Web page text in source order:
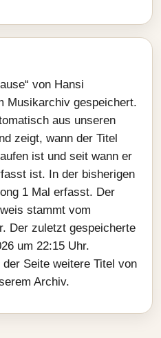
von Hansi
Musikarchiv gespeichert.
aus unseren
zeigt, wann der Titel
ist und seit wann er
ist. In der bisherigen
1 Mal erfasst. Der
stammt vom
Der zuletzt gespeicherte
um 22:15 Uhr.
Seite weitere Titel von
Archiv.